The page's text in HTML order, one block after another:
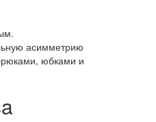
асимметрию
юбками и